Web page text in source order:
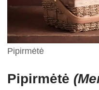
Pipirmėtė
Pipirmėtė